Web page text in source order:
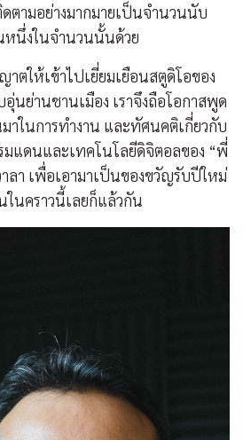
ามอย่างมากมายเป็นจำนวนนับ
หนึ่งในจำนวนนั้นด้วย
าตให้เข้าไปเยี่ยมเยือนสตูดิโอของ
นย่านชานเมือง เราจึงถือโอกาสพูด
าในการทำงาน และทัศนคติเกี่ยวกับ
มแดนและเทคโนโลยีดิจิตอลของ “พี่
ลา เพื่อเอามาเป็นของขวัญรับปีใหม่
นคราวนี้เลยก็แล้วกัน